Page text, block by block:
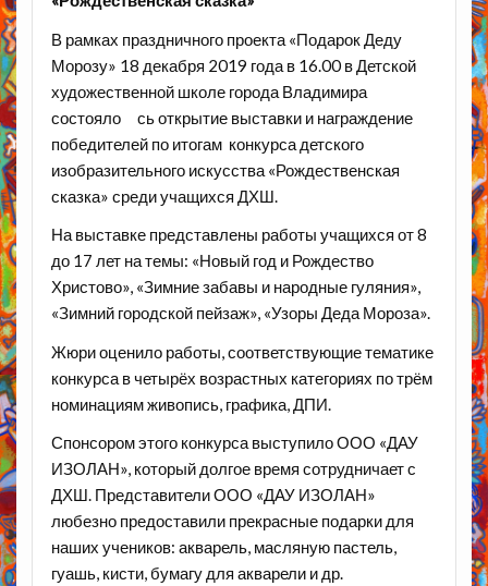
В рамках праздничного проекта «Подарок Деду
Морозу» 18 декабря 2019 года в 16.00 в Детской
художественной школе города Владимира
состояло сь открытие выставки и награждение
победителей по итогам конкурса детского
изобразительного искусства «Рождественская
сказка» среди учащихся ДХШ.
На выставке представлены работы учащихся от 8
до 17 лет на темы: «Новый год и Рождество
Христово», «Зимние забавы и народные гуляния»,
«Зимний городской пейзаж», «Узоры Деда Мороза».
Жюри оценило работы, соответствующие тематике
конкурса в четырёх возрастных категориях по трём
номинациям живопись, графика, ДПИ.
Спонсором этого конкурса выступило ООО «ДАУ
ИЗОЛАН», который долгое время сотрудничает с
ДХШ. Представители ООО «ДАУ ИЗОЛАН»
любезно предоставили прекрасные подарки для
наших учеников: акварель, масляную пастель,
гуашь, кисти, бумагу для акварели и др.